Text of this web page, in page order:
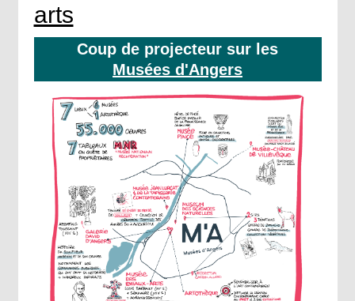
arts
Coup de projecteur sur les
Musées d'Angers